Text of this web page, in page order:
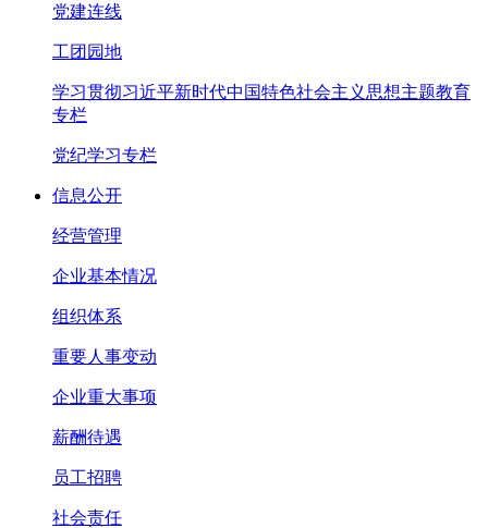
党建连线
工团园地
学习贯彻习近平新时代中国特色社会主义思想主题教育
专栏
党纪学习专栏
信息公开
经营管理
企业基本情况
组织体系
重要人事变动
企业重大事项
薪酬待遇
员工招聘
社会责任